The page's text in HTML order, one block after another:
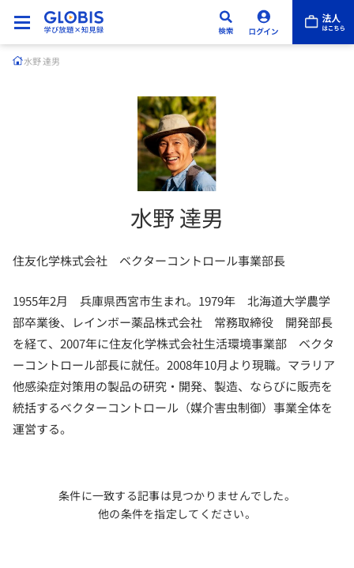
水野 達男
水野 達男
住友化学株式会社 ベクターコントロール事業部長
1955年2月 兵庫県西宮市生まれ。1979年 北海道大学農学
部卒業後、レインボー薬品株式会社 常務取締役 開発部長
を経て、2007年に住友化学株式会社生活環境事業部 ベクタ
ーコントロール部長に就任。2008年10月より現職。マラリア
他感染症対策用の製品の研究・開発、製造、ならびに販売を
統括するベクターコントロール（媒介害虫制御）事業全体を
運営する。
条件に一致する記事は見つかりませんでした。
他の条件を指定してください。